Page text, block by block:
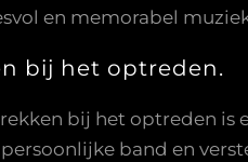
en memorabel
bij het optreden.
bij het optreden is
band en